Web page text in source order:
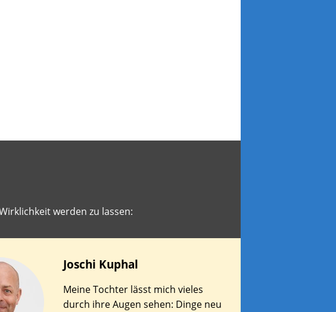
werden zu lassen:
Joschi Kuphal
Meine Tochter lässt mich vieles
durch ihre Augen sehen: Dinge neu